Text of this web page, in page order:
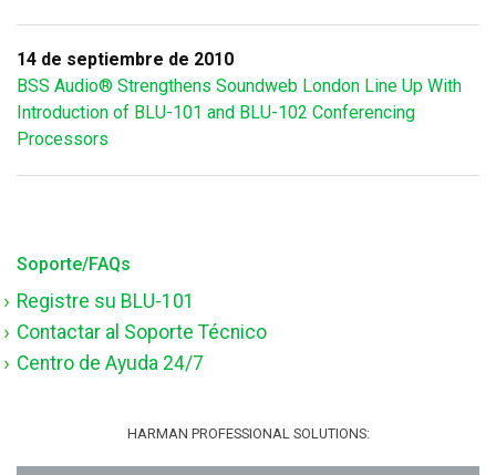
14 de septiembre de 2010
BSS Audio® Strengthens Soundweb London Line Up With
Introduction of BLU-101 and BLU-102 Conferencing
Processors
Soporte/FAQs
Registre su BLU-101
Contactar al Soporte Técnico
Centro de Ayuda 24/7
HARMAN PROFESSIONAL SOLUTIONS: